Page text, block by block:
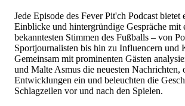
Jede Episode des Fever Pit'ch Podcast bietet
Einblicke und hintergründige Gespräche mit
bekanntesten Stimmen des Fußballs – von
Sportjournalisten bis hin zu Influencern und
Gemeinsam mit prominenten Gästen
und Malte Asmus die neuesten Nachrichten,
Entwicklungen ein und beleuchten die
Schlagzeilen vor und nach den Spielen.